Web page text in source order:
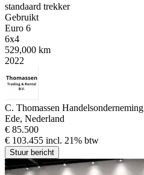
standaard trekker
Gebruikt
Euro 6
6x4
529,000 km
2022
C. Thomassen Handelsonderneming
Ede, Nederland
€ 85.500
€ 103.455 incl. 21% btw
Stuur bericht